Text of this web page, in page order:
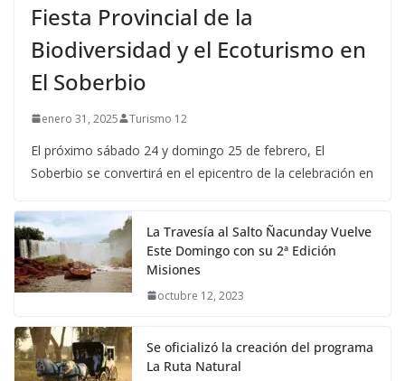
Fiesta Provincial de la
Biodiversidad y el Ecoturismo en
El Soberbio
enero 31, 2025 Turismo 12
El próximo sábado 24 y domingo 25 de febrero, El
Soberbio se convertirá en el epicentro de la celebración en
La Travesía al Salto Ñacunday Vuelve
Este Domingo con su 2ª Edición
Misiones
octubre 12, 2023
Se oficializó la creación del programa
La Ruta Natural